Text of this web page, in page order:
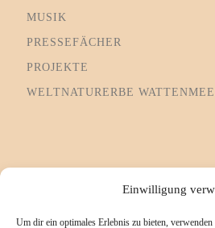
Einwilligung
Um dir ein optimales Erlebnis zu bieten,
MUSIK
PRESSEFÄCHER
PROJEKTE
WELTNATURERBE
Informationsseiten